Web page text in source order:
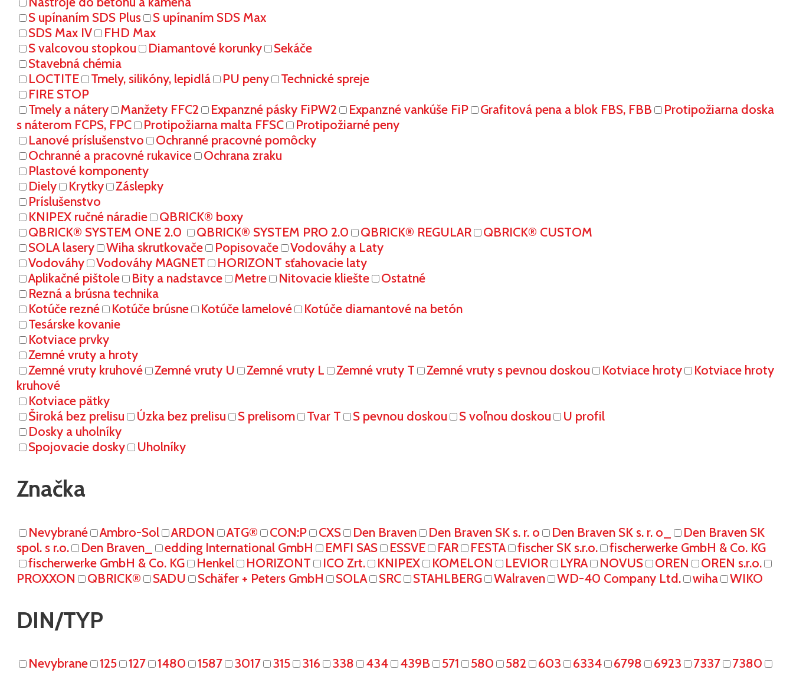
S upínaním SDS Plus
S upínaním SDS Max
SDS Max IV
FHD Max
S valcovou stopkou
Diamantové korunky
Sekáče
Stavebná chémia
LOCTITE
Tmely, silikóny, lepidlá PU peny
Technické spreje
FIRE STOP
Tmely a nátery
Manžety FFC2 Expanzné pásky FiPW2 Expanzné vankúše FiP Grafitová pena a blok FBS, FBB
Protipožiarna doska
s náterom FCPS, FPC
Protipožiarna malta FFSC
Protipožiarné peny
Lanové príslušenstvo
Ochranné pracovné pomôcky
Ochranné a pracovné rukavice
Ochrana zraku
Plastové komponenty
Diely
Krytky
Záslepky
Príslušenstvo
KNIPEX ručné náradie
QBRICK® boxy
QBRICK® SYSTEM ONE 2.0
QBRICK® SYSTEM PRO 2.0 QBRICK® REGULAR
QBRICK® CUSTOM
SOLA lasery
Wiha skrutkovače Popisovače
Vodováhy a Laty
Vodováhy
Vodováhy MAGNET
HORIZONT sťahovacie laty
Aplikačné pištole
Bity a nadstavce Metre Nitovacie kliešte
Ostatné
Rezná a brúsna technika
Kotúče rezné
Kotúče brúsne Kotúče lamelové
Kotúče diamantové na betón
Tesárske kovanie
Kotviace prvky
Zemné vruty a hroty
Zemné vruty kruhové
Zemné vruty U Zemné vruty L Zemné vruty T Zemné vruty s pevnou doskou Kotviace hroty
Kotviace hroty
kruhové
Kotviace pätky
Široká bez prelisu
Úzka bez prelisu S prelisom Tvar T S pevnou doskou S voľnou doskou
U profil
Dosky a uholníky
Spojovacie dosky
Uholníky
Značka
Nevybrané Ambro-Sol ARDON ATG® CON:P CXS Den Braven Den Braven SK s. r. o Den Braven SK s. r. o_
Den Braven SK
spol. s r.o.
Den Braven_ edding International GmbH EMFI SAS ESSVE FAR FESTA fischer SK s.r.o.
fischerwerke GmbH & Co. KG
fischerwerke GmbH & Co. KG
Henkel HORIZONT ICO Zrt. KNIPEX KOMELON LEVIOR LYRA NOVUS OREN
OREN s.r.o.
PROXXON
QBRICK® SADU Schäfer + Peters GmbH SOLA SRC STAHLBERG Walraven WD-40 Company Ltd. wiha WIKO
DIN/TYP
Nevybrane 125 127 1480 1587 3017 315 316 338 434 439B 571 580 582 603 6334 6798 6923 7337
7380